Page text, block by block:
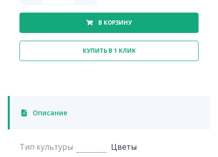
В КОРЗИНУ
КУПИТЬ В 1 КЛИК
Описание
Тип культуры
Цветы